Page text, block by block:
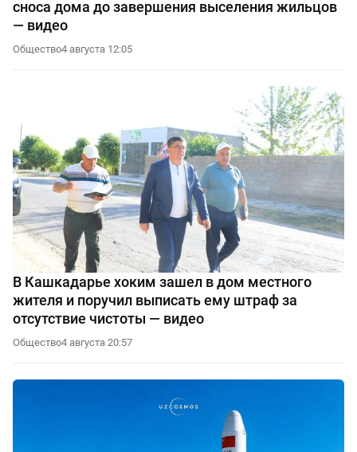
сноса дома до завершения выселения жильцов
— видео
Общество4 августа 12:05
В Кашкадарье хоким зашел в дом местного
жителя и поручил выписать ему штраф за
отсутствие чистоты — видео
Общество4 августа 20:57